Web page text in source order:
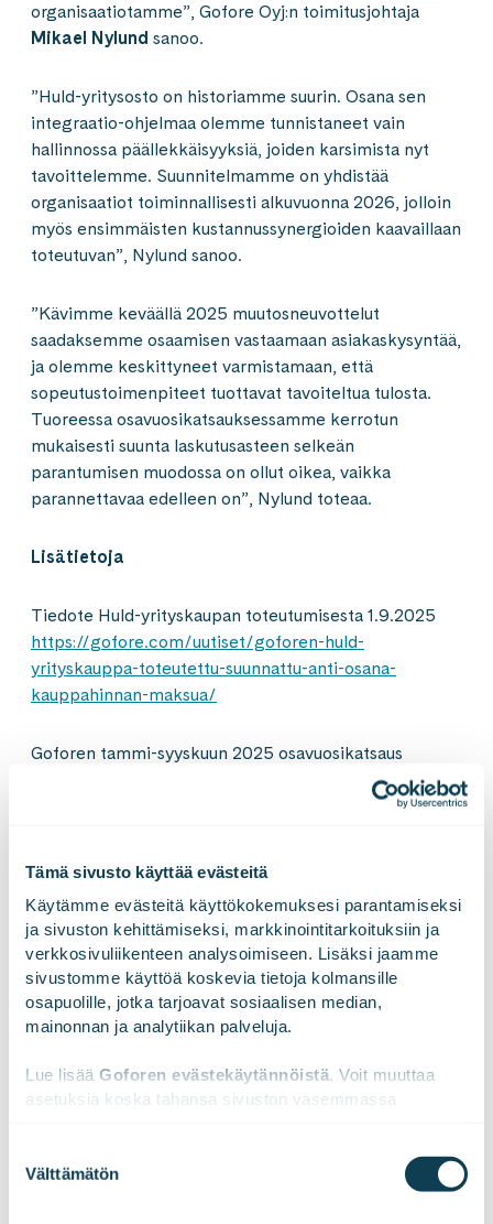
Tämä sivusto käyttää evästeitä
Käytämme evästeitä käyttökokemuksesi parantamiseksi
ja sivuston kehittämiseksi, markkinointitarkoituksiin ja
verkkosivuliikenteen analysoimiseen. Lisäksi jaamme
sivustomme käyttöä koskevia tietoja kolmansille
osapuolille, jotka tarjoavat sosiaalisen median,
mainonnan ja analytiikan palveluja.
Lue lisää Goforen evästekäytännöistä. Voit muuttaa
asetuksia koska tahansa sivuston vasemmassa
valinta
Välttämätön
organisaatiotamme”, Gofore Oyj:n toimitusjohtaja
Mikael Nylund sanoo.
”Huld-yritysosto on historiamme suurin. Osana sen
integraatio-ohjelmaa olemme tunnistaneet vain
hallinnossa päällekkäisyyksiä, joiden karsimista nyt
tavoittelemme. Suunnitelmamme on yhdistää
organisaatiot toiminnallisesti alkuvuonna 2026, jolloin
myös ensimmäisten kustannussynergioiden kaavaillaan
toteutuvan”, Nylund sanoo.
”Kävimme keväällä 2025 muutosneuvottelut
saadaksemme osaamisen vastaamaan asiakaskysyntää,
ja olemme keskittyneet varmistamaan, että
sopeutustoimenpiteet tuottavat tavoiteltua tulosta.
Tuoreessa osavuosikatsauksessamme kerrotun
mukaisesti suunta laskutusasteen selkeän
parantumisen muodossa on ollut oikea, vaikka
parannettavaa edelleen on”, Nylund toteaa.
Lisätietoja
Tiedote Huld-yrityskaupan toteutumisesta 1.9.2025
https://gofore.com/uutiset/goforen-huld-
yrityskauppa-toteutettu-suunnattu-anti-osana-
kauppahinnan-maksua/
Goforen tammi-syyskuun 2025 osavuosikatsaus
Mikael Nylund, toimitusjohtaja, Gofore Oyj
p. 040 540 2280
mikael.nylund@gofore.com
JAA LinkedInissä
X:ssäFacebookissa
Gofore on eurooppalainen konsultointi-, teknologia- ja